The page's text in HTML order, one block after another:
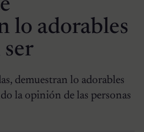
lo adorables
ser
demuestran lo adorables
la opinión de las personas